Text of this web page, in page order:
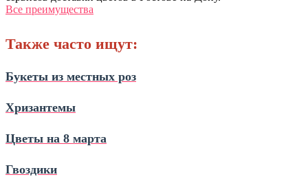
Все преимущества
Также часто ищут:
Букеты из местных роз
Хризантемы
Цветы на 8 марта
Гвоздики